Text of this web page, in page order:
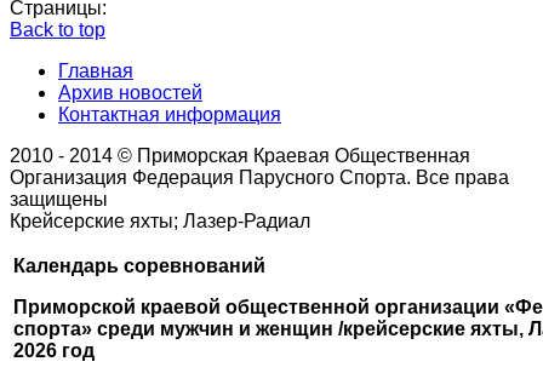
Страницы:
Back to top
Главная
Архив новостей
Контактная информация
2010 - 2014 © Приморская Краевая Общественная
Организация Федерация Парусного Спорта. Все права
защищены
Крейсерские яхты; Лазер-Радиал
Календарь соревнований
Приморской краевой общественной организации
спорта» среди мужчин и женщин /крейсерские яхты,
2026 год